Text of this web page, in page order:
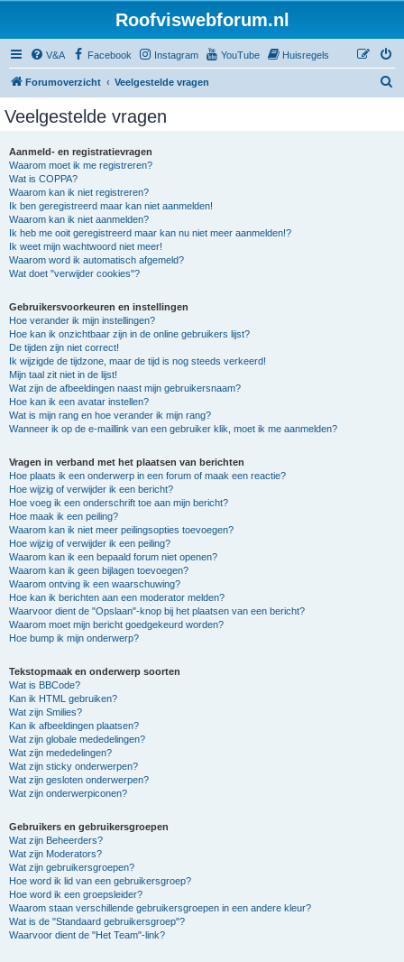
Roofviswebforum.nl
V&A Facebook Instagram YouTube Huisregels
Forumoverzicht Veelgestelde vragen
Veelgestelde vragen
Aanmeld- en registratievragen
Waarom moet ik me registreren?
Wat is COPPA?
Waarom kan ik niet registreren?
Ik ben geregistreerd maar kan niet aanmelden!
Waarom kan ik niet aanmelden?
Ik heb me ooit geregistreerd maar kan nu niet meer aanmelden!?
Ik weet mijn wachtwoord niet meer!
Waarom word ik automatisch afgemeld?
Wat doet "verwijder cookies"?
Gebruikersvoorkeuren en instellingen
Hoe verander ik mijn instellingen?
Hoe kan ik onzichtbaar zijn in de online gebruikers lijst?
De tijden zijn niet correct!
Ik wijzigde de tijdzone, maar de tijd is nog steeds verkeerd!
Mijn taal zit niet in de lijst!
Wat zijn de afbeeldingen naast mijn gebruikersnaam?
Hoe kan ik een avatar instellen?
Wat is mijn rang en hoe verander ik mijn rang?
Wanneer ik op de e-maillink van een gebruiker klik, moet ik me aanmelden?
Vragen in verband met het plaatsen van berichten
Hoe plaats ik een onderwerp in een forum of maak een reactie?
Hoe wijzig of verwijder ik een bericht?
Hoe voeg ik een onderschrift toe aan mijn bericht?
Hoe maak ik een peiling?
Waarom kan ik niet meer peilingsopties toevoegen?
Hoe wijzig of verwijder ik een peiling?
Waarom kan ik een bepaald forum niet openen?
Waarom kan ik geen bijlagen toevoegen?
Waarom ontving ik een waarschuwing?
Hoe kan ik berichten aan een moderator melden?
Waarvoor dient de "Opslaan"-knop bij het plaatsen van een bericht?
Waarom moet mijn bericht goedgekeurd worden?
Hoe bump ik mijn onderwerp?
Tekstopmaak en onderwerp soorten
Wat is BBCode?
Kan ik HTML gebruiken?
Wat zijn Smilies?
Kan ik afbeeldingen plaatsen?
Wat zijn globale mededelingen?
Wat zijn mededelingen?
Wat zijn sticky onderwerpen?
Wat zijn gesloten onderwerpen?
Wat zijn onderwerpiconen?
Gebruikers en gebruikersgroepen
Wat zijn Beheerders?
Wat zijn Moderators?
Wat zijn gebruikersgroepen?
Hoe word ik lid van een gebruikersgroep?
Hoe word ik een groepsleider?
Waarom staan verschillende gebruikersgroepen in een andere kleur?
Wat is de "Standaard gebruikersgroep"?
Waarvoor dient de "Het Team"-link?